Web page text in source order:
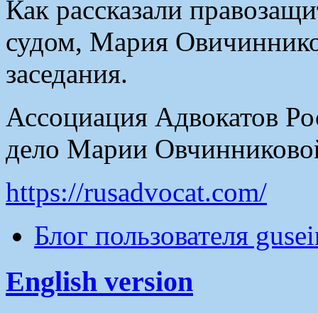
Как рассказали
судом, Мария
заседания.
Ассоциация Адвокатов
дело Марии
https://rusadvocat.com/
Блог пользователя
English version